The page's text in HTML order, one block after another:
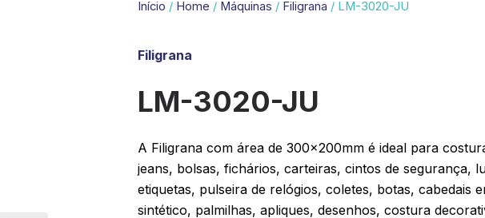
Início / Home / Máquinas / Filigrana / LM-3020-JU
Filigrana
LM-3020-JU
A Filigrana com área de 300x200mm é ideal para
jeans, bolsas, fichários, carteiras, cintos de segurança,
etiquetas, pulseira de relógios, coletes, botas, cabedais
sintético, palmilhas, apliques, desenhos, costura